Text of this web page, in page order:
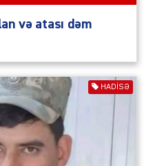
və atası dəm
HADISƏ